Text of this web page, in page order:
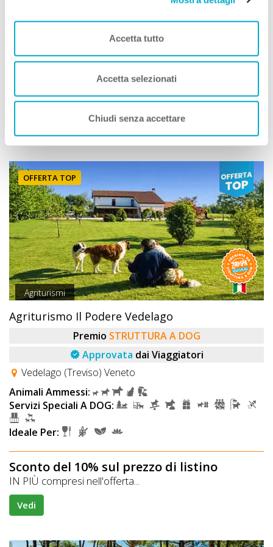
Accetta tutto
Accetta selezionati
Chiudi senza accettare
Club Del Sole Jesolo Mare Family Village
ECCELLENZA A DOG
Jesolo (Venezia) Veneto
Servizi Speciali A DOG:
OFFERTA TOP
Agriturismi
Agriturismo Il Podere Vedelago
Premio STRUTTURA A DOG
Approvata dai Viaggiatori
Vedelago (Treviso) Veneto
Animali Ammessi:
Servizi Speciali A DOG:
Ideale Per:
Sconto del 10% sul prezzo di listino
IN PIÙ compresi nell'offerta...
Vedi